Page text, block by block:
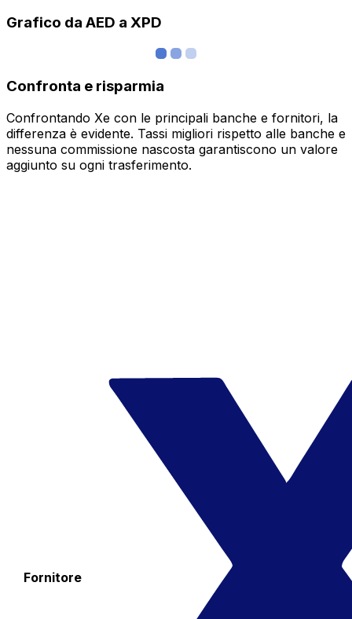
Grafico da AED a XPD
Confronta e risparmia
Confrontando Xe con le principali banche e fornitori, la
differenza è evidente. Tassi migliori rispetto alle banche e
nessuna commissione nascosta garantiscono un valore
aggiunto su ogni trasferimento.
Fornitore